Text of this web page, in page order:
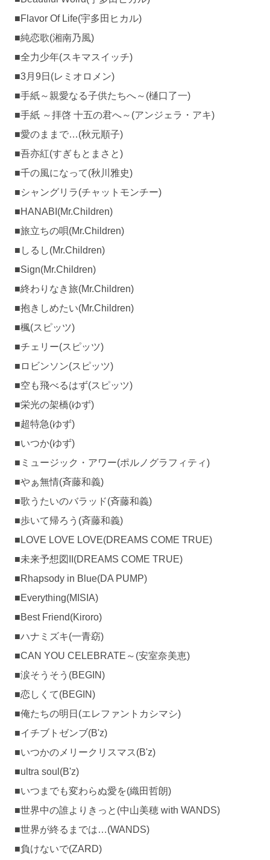
■Flavor Of Life(宇多田ヒカル)
■純恋歌(湘南乃風)
■全力少年(スキマスイッチ)
■3月9日(レミオロメン)
■手紙～親愛なる子供たちへ～(樋口了一)
■手紙 ～拝啓 十五の君へ～(アンジェラ・アキ)
■愛のままで…(秋元順子)
■吾亦紅(すぎもとまさと)
■千の風になって(秋川雅史)
■シャングリラ(チャットモンチー)
■HANABI(Mr.Children)
■旅立ちの唄(Mr.Children)
■しるし(Mr.Children)
■Sign(Mr.Children)
■終わりなき旅(Mr.Children)
■抱きしめたい(Mr.Children)
■楓(スピッツ)
■チェリー(スピッツ)
■ロビンソン(スピッツ)
■空も飛べるはず(スピッツ)
■栄光の架橋(ゆず)
■超特急(ゆず)
■いつか(ゆず)
■ミュージック・アワー(ポルノグラフィティ)
■やぁ無情(斉藤和義)
■歌うたいのバラッド(斉藤和義)
■歩いて帰ろう(斉藤和義)
■LOVE LOVE LOVE(DREAMS COME TRUE)
■未来予想図II(DREAMS COME TRUE)
■Rhapsody in Blue(DA PUMP)
■Everything(MISIA)
■Best Friend(Kiroro)
■ハナミズキ(一青窈)
■CAN YOU CELEBRATE～(安室奈美恵)
■涙そうそう(BEGIN)
■恋しくて(BEGIN)
■俺たちの明日(エレファントカシマシ)
■イチブトゼンブ(B'z)
■いつかのメリークリスマス(B'z)
■ultra soul(B'z)
■いつまでも変わらぬ愛を(織田哲朗)
■世界中の誰よりきっと(中山美穂 with WANDS)
■世界が終るまでは…(WANDS)
■負けないで(ZARD)